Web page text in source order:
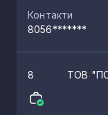
Контакти
8056*******
8 ТОВ